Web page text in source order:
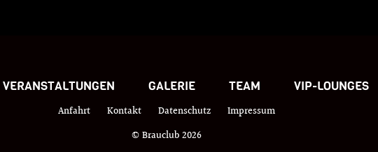
VERANSTALTUNGEN GALERIE TEAM VIP-LOUNGES
Anfahrt Kontakt Datenschutz
Impressum
© Brauclub 2026